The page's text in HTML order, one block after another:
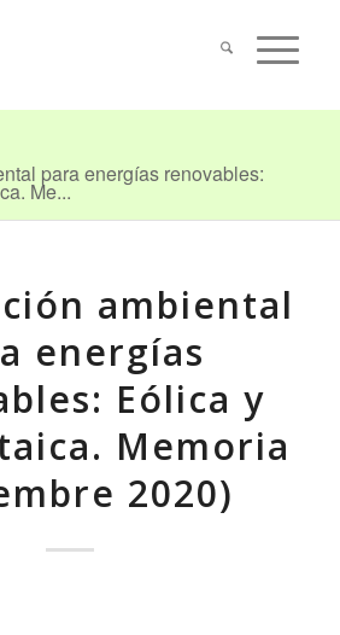
para energías renovables:
Me...
ambiental
energías
Eólica y
Memoria
2020)